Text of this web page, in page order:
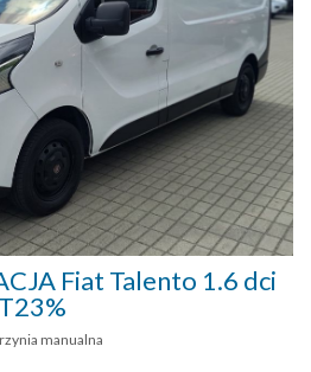
Fiat Talento 1.6 dci
manualna